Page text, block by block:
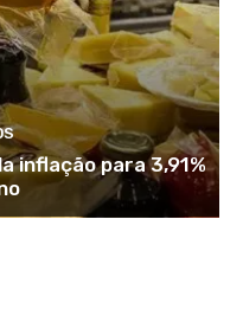
inflação para 3,91%